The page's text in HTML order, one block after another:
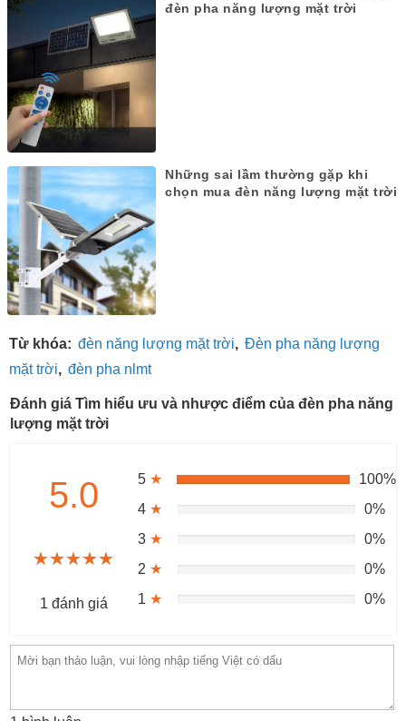
đèn pha năng lượng mặt trời
Những sai lầm thường gặp khi
chọn mua đèn năng lượng mặt trời
Từ khóa: đèn năng lượng mặt trời, Đèn pha năng lượng
mặt trời, đèn pha nlmt
Đánh giá Tìm hiểu ưu và nhược điểm của đèn pha năng
lượng mặt trời
5.0
★★★★★
★★★★★
★★★★★
1 đánh giá
5 ★
100%
4 ★
0%
3 ★
0%
2 ★
0%
1 ★ 0%